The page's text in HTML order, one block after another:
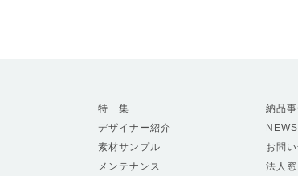
特 集
デザイナー紹介
素材サンプル
メンテナンス
納品事
NEWS
お問
法人窓